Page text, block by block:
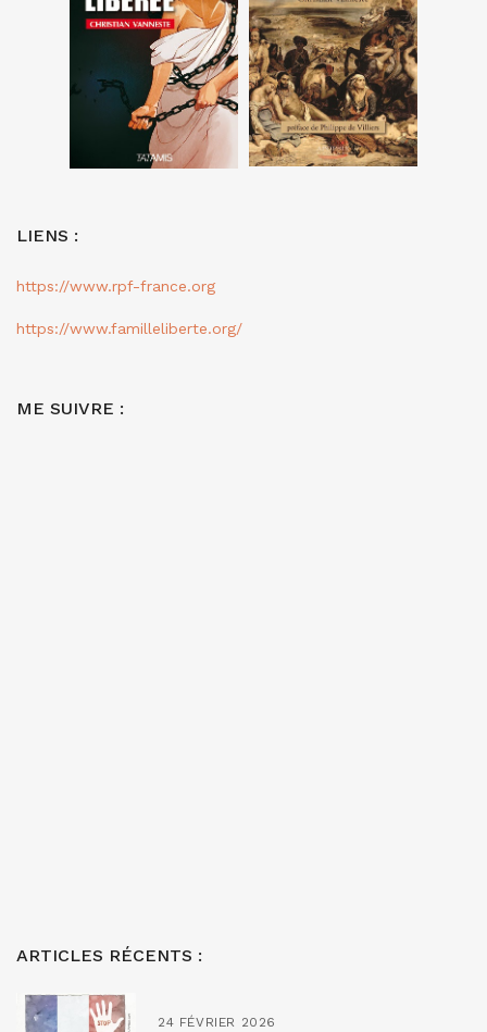
LIENS :
https://www.rpf-france.org
https://www.familleliberte.org/
ME SUIVRE :
ARTICLES RÉCENTS :
24 FÉVRIER 2026